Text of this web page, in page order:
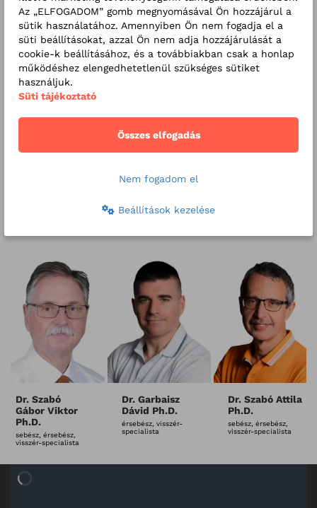
fontos, hogy meg tudja hallgatni a beteget és megérteni a
problémáját, majd korrekt módon fel tudja világosítani az
állapotáról és a lehetséges terápiákról. Az atyáskodó,
jópofizó stílussal nem értek egyet, de vallom, hogy egy kis
humor mindig jól jön, hogy oldani tudjuk a betegben a
feszültséget. Az orvosnak elsősorban nyugodtnak,
határozottnak és megértőnek kell lennie, minden tettéből
További orvosaink erről a
Dr. Nagy Zoltán
proktológus, sebész,
érsebész
Dr. Juhász
Viktória
érsebész
Dr. Szabó
Gábor Viktor
Ph.D.
sebész, érsebész,
Az „ELFOGADOM” gomb megnyomásával Ön hozzájárul a
sütik használatához. Amennyiben Ön nem fogadja el a
süti beállításokat, azzal Ön nem adja hozzájárulását a
cookie-k beállításához, és a továbbiakban csak a honlap
működéshez elengedhetetlenül szükséges sütiket
használjuk.
Süti tájékoztató
Összes elfogadás
Nem fogadom el
Beállítások kezelése